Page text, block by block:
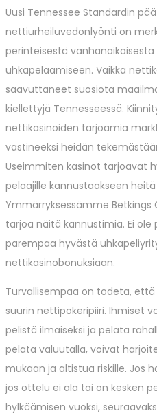
Uusi Tennessee Standardin
nettiurheiluvedonlyönti on
perinteisestä
uhkapelaamiseen. Vaikka
saavuttaneet suosiota
kiellettyjä Tennesseessä.
nettikasinoiden tarjoamia
vastineeksi heidän
Useimmiten kasinot tarjoavat
pelaajille kannustaakseen
Ymmärryksessämme
tarjoa näitä kannustimia. Ei
parempaa hyvästä
nettikasinobonuksiaan.
Turvallisempaa on todeta, että
suurin nettipokeripiiri. Ihmiset
pelistä ilmaiseksi ja pelata
pelata valuutalla, voivat
mukaan ja altistua riskille. Jos
jos ottelu ei ala tai on kesken
hylkäämisen vuoksi,